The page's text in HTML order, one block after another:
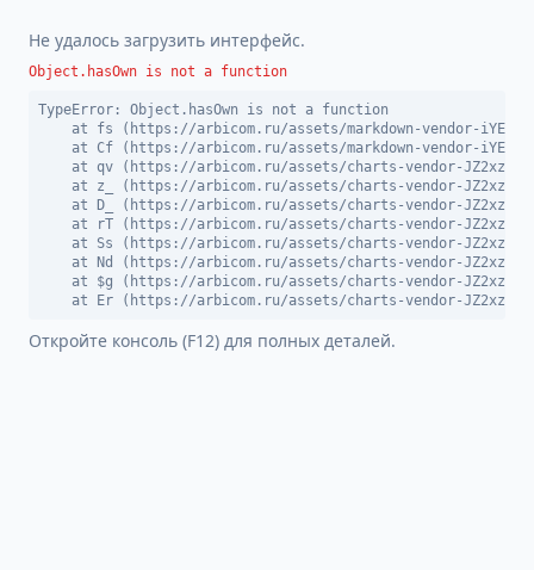
Не удалось загрузить интерфейс.
Object.hasOwn is not a function
TypeError: Object.hasOwn is not a function
at fs (https://arbicom.ru/assets/markdown-vendor-
at Cf (https://arbicom.ru/assets/markdown-vendor-
at qv (https://arbicom.ru/assets/charts-vendor-
at z_ (https://arbicom.ru/assets/charts-vendor-
at D_ (https://arbicom.ru/assets/charts-vendor-
at rT (https://arbicom.ru/assets/charts-vendor-
at Ss (https://arbicom.ru/assets/charts-vendor-
at Nd (https://arbicom.ru/assets/charts-vendor-
at $g (https://arbicom.ru/assets/charts-vendor-
at Er (https://arbicom.ru/assets/charts-vendor-
Откройте консоль (F12) для полных деталей.